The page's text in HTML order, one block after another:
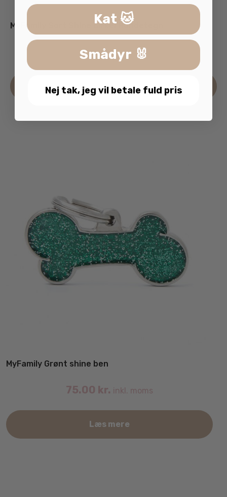
MyFamily Sort Shine Cirkel Hundetegn
119.95kr.inkl. moms
Læs mere
MyFamily Grønt shine ben
75.00 kr. inkl. moms
Læs mere
Kat 🐱
Smådyr 🐰
Nej tak, jeg vil betale fuld pris